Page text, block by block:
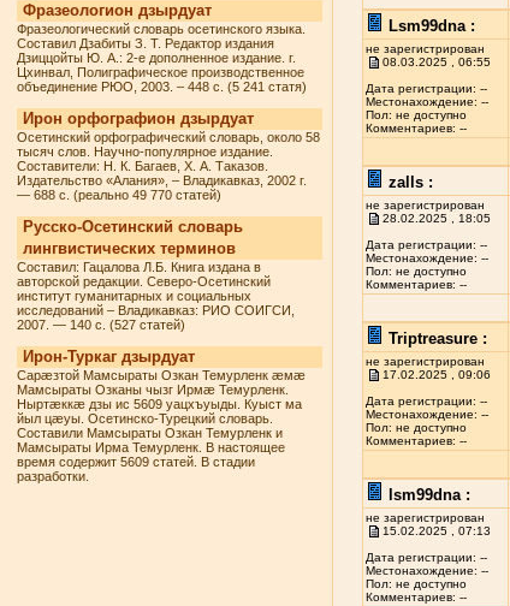
Фразеологион дзырдуат
Фразеологический словарь осетинского языка.
Составил Дзабиты З. Т. Редактор издания
Дзиццойты Ю. А.: 2-е дополненное издание. г.
Цхинвал, Полиграфическое производственное
объединение РЮО, 2003. – 448 с. (5 241 статя)
Ирон орфографион дзырдуат
Осетинский орфографический словарь, около 58
тысяч слов. Научно-популярное издание.
Составители: Н. К. Багаев, Х. А. Таказов.
Издательство «Алания», – Владикавказ, 2002 г.
— 688 с. (реально 49 770 статей)
Русско-Осетинский словарь
лингвистических терминов
Составил: Гацалова Л.Б. Книга издана в
авторской редакции. Северо-Осетинский
институт гуманитарных и социальных
исследований – Владикавказ: РИО СОИГСИ,
2007. — 140 с. (527 статей)
Ирон-Туркаг дзырдуат
Сарæзтой Мамсыраты Озкан Темурленк æмæ
Мамсыраты Озканы чызг Ирмæ Темурленк.
Ныртæккæ дзы ис 5609 уацхъуыды. Куыст ма
йыл цæуы. Осетинско-Турецкий словарь.
Составили Мамсыраты Озкан Темурленк и
Мамсыраты Ирма Темурленк. В настоящее
время содержит 5609 статей. В стадии
разработки.
Lsm99dna :
не зарегистрирован
08.03.2025 , 06:55
Дата регистрации: --
Местонахождение: --
Пол: не доступно
Комментариев: --
zalls :
не зарегистрирован
28.02.2025 , 18:05
Дата регистрации: --
Местонахождение: --
Пол: не доступно
Комментариев: --
Triptreasure :
не зарегистрирован
17.02.2025 , 09:06
Дата регистрации: --
Местонахождение: --
Пол: не доступно
Комментариев: --
lsm99dna :
не зарегистрирован
15.02.2025 , 07:13
Дата регистрации: --
Местонахождение: --
Пол: не доступно
Комментариев: --